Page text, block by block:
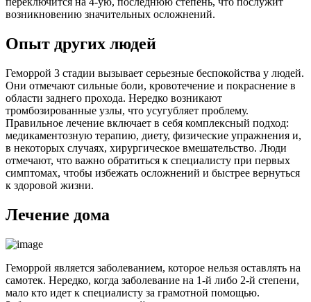
возникновению значительных осложнений.
Опыт других людей
Геморрой 3 стадии вызывает серьезные беспокойства у людей.
Они отмечают сильные боли, кровотечение и покраснение в
области заднего прохода. Нередко возникают
тромбозированные узлы, что усугубляет проблему.
Правильное лечение включает в себя комплексный подход:
медикаментозную терапию, диету, физические упражнения и,
в некоторых случаях, хирургическое вмешательство. Люди
отмечают, что важно обратиться к специалисту при первых
симптомах, чтобы избежать осложнений и быстрее вернуться
к здоровой жизни.
Лечение дома
Геморрой является заболеванием, которое нельзя оставлять на
самотек. Нередко, когда заболевание на 1-й либо 2-й степени,
мало кто идет к специалисту за грамотной помощью.